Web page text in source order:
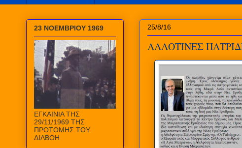
25/8/16
ΑΛΛΟΤΙΝΕΣ
23 ΝΟΕΜΒΡΙΟΥ 1969
ΕΓΚΑΙΝΙΑ ΤΗΣ
29/11/1969 ΤΗΣ
ΠΡΟΤΟΜΗΣ ΤΟΥ
ΔΙΛΒΟΗ